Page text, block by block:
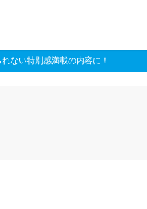
ない特別感満載の内容に！